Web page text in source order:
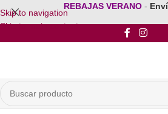
Skip to navigation
Skip to main content
REBAJAS VERANO -
Inicio/Productos etiquetados “NEVERA